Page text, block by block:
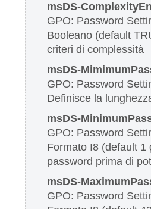
msDS-
GPO: Password
Booleano (default
criteri di complessità
msDS-
GPO: Password
Definisce la
msDS-
GPO: Password
Formato I8 (default
password prima di
msDS-
GPO: Password